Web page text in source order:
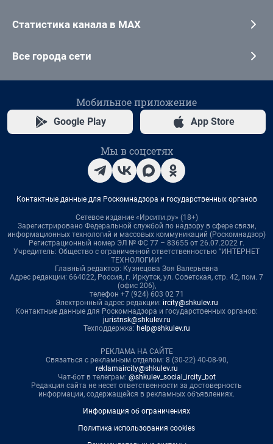
Статистика канала в MAX
Все города сети
Мобильное приложение
Google Play App Store
Мы в соцсетях
Контактные данные для Роскомнадзора и государственных органов
Сетевое издание «Ирсити.ру» (18+)
Зарегистрировано Федеральной службой по надзору в сфере связи,
информационных технологий и массовых коммуникаций (Роскомнадзор)
Регистрационный номер ЭЛ № ФС 77 – 83655 от 26.07.2022 г.
Учредитель: Общество с ограниченной ответственностью "ИНТЕРНЕТ
ТЕХНОЛОГИИ"
Главный редактор: Кузнецова Зоя Валерьевна
Адрес редакции: 664022, Россия, г. Иркутск, ул. Советская, стр. 42, пом. 7
(офис 206),
телефон +7 (924) 603 02 71
Электронный адрес редакции: ircity@shkulev.ru
Контактные данные для Роскомнадзора и государственных органов:
juristnsk@shkulev.ru
Техподдержка: help@shkulev.ru
РЕКЛАМА НА САЙТЕ
Связаться с рекламным отделом: 8 (30-22) 40-08-90,
reklamaircity@shkulev.ru
Чат-бот в телеграм: @shkulev_social_ircity_bot
Редакция сайта не несет ответственности за достоверность
информации, содержащейся в рекламных объявлениях.
Информация об ограничениях
Политика использования cookies